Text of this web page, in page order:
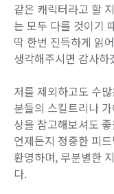
같은 캐릭터라고 할
는 모두 다를 것이기
딱 한번 진득하게 읽
생각해주시면 감사하
저를 제외하고도 수
분들의 스킬트리나
상을 참고해보셔도
언제든지 정중한 피
환영하며, 무분별한
다.